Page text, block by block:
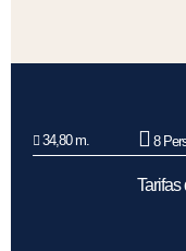
34,80 m. 8